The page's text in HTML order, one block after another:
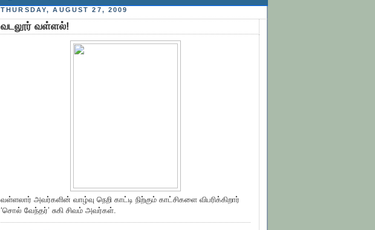
THURSDAY, AUGUST 27, 2009
வடலூர் வள்ளல்!
வள்ளலார் அவர்களின் வாழ்வு நெறி காட்டி நிற்கும் காட்சிகளை விபரிக்கிறார்
‘சொல் வேந்தர்’ சுகி சிவம் அவர்கள்.